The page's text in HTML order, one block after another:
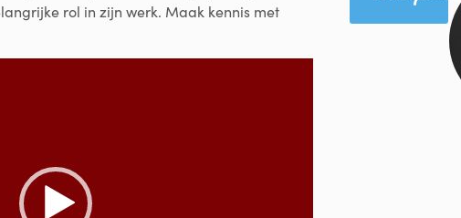
rol in zijn werk. Maak kennis met